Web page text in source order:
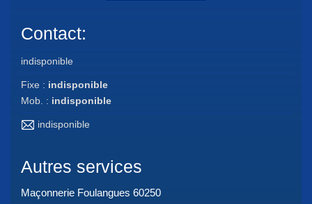
Contact:
indisponible
Fixe : indisponible
Mob. : indisponible
indisponible
Autres services
Maçonnerie Foulangues 60250